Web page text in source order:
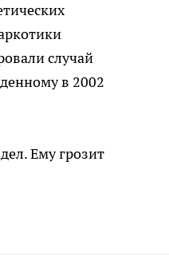
случай
в 2002
Ему грозит